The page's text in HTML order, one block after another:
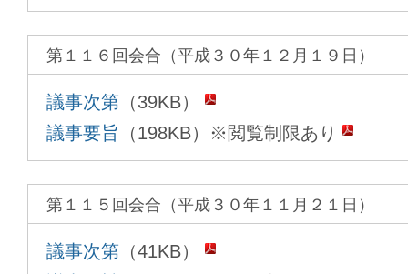
第１１６回会合（平成３０年１２月１９日）
議事次第 （39KB）
議事要旨 （198KB）※閲覧制限あり
第１１５回会合（平成３０年１１月２１日）
議事次第 （41KB）